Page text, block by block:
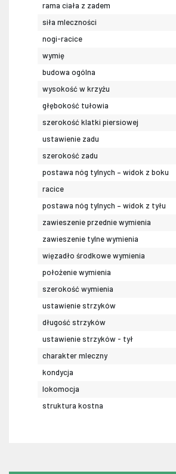
rama ciała z zadem
siła mleczności
nogi-racice
wymię
budowa ogólna
wysokość w krzyżu
głębokość tułowia
szerokość klatki piersiowej
ustawienie zadu
szerokość zadu
postawa nóg tylnych – widok z boku
racice
postawa nóg tylnych – widok z tyłu
zawieszenie przednie wymienia
zawieszenie tylne wymienia
więzadło środkowe wymienia
położenie wymienia
szerokość wymienia
ustawienie strzyków
długość strzyków
ustawienie strzyków - tył
charakter mleczny
kondycja
lokomocja
struktura kostna